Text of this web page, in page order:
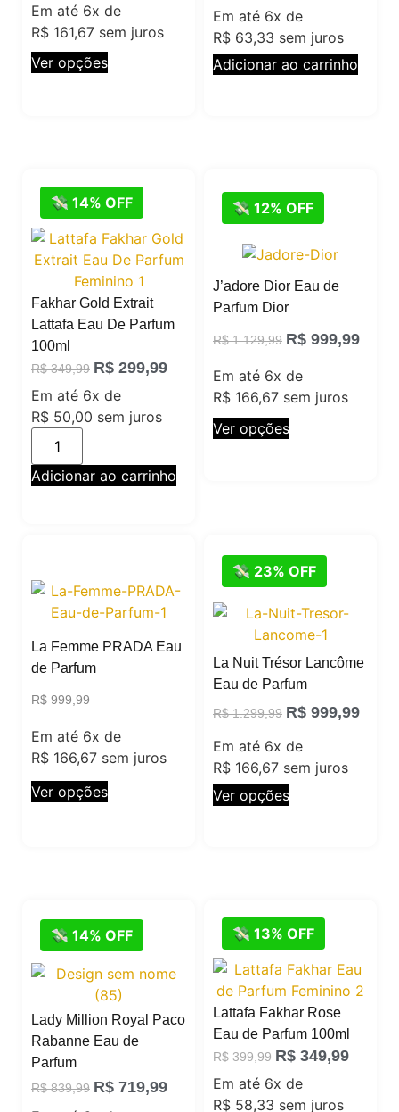
Em até 6x de
R$ 161,67 sem juros
Ver opções
Em até 6x de
R$ 63,33 sem juros
Adicionar ao carrinho
💸 14% OFF
Fakhar Gold Extrait
Lattafa Eau De Parfum
100ml
R$349,99 R$ 299,99
Em até 6x de
R$ 50,00 sem juros
Adicionar ao carrinho
💸 12% OFF
J’adore Dior Eau de
Parfum Dior
R$1.129,99 R$ 999,99
Em até 6x de
R$ 166,67 sem juros
Ver opções
La Femme PRADA Eau
de Parfum
R$ 999,99
Em até 6x de
R$ 166,67 sem juros
Ver opções
💸 23% OFF
La Nuit Trésor Lancôme
Eau de Parfum
R$1.299,99 R$ 999,99
Em até 6x de
R$ 166,67 sem juros
Ver opções
💸 14% OFF
Lady Million Royal Paco
Rabanne Eau de
Parfum
R$839,99 R$ 719,99
💸 13% OFF
Lattafa Fakhar Rose
Eau de Parfum 100ml
R$399,99 R$ 349,99
Em até 6x de
R$ 58,33 sem juros